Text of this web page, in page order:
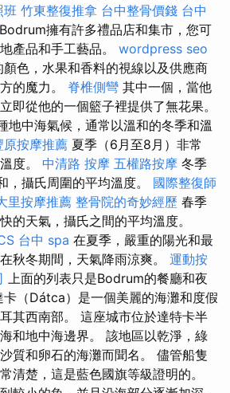
班 竹東整復推拿 台中整骨價錢 台中
Bodrum擁有許多禮品店和集市，您可
產品和手工藝品。 wordpress seo
顏色，水果和香料的視線以及供應商
的魔力。 脊椎側彎 其中一個，當他
即從他的一個籃子裡提供了無花果。
地中海氣候，通常以溫和的冬季和溫
原按摩推薦 夏季（6月至8月）非常
度。 中清路 按摩 五權路按摩 冬季
，攝氏周圍的平均溫度。 國際整復師
里按摩推薦 整骨院的奇妙經歷 春季
的天氣，攝氏之間的平均溫度。
台中 spa 在夏季，嚴重的陽光和最
秋冬期間，天氣降雨涼爽。 運動按
上面的列表只是Bodrum的餐廳和夜
（Dátca）是一個美麗的海灘和度假
其西南部。 這座城市位於達特卡半
和地中海邊界。 該地區以乾淨，綠
質和卵石的海灘而聞名。 儘管船隻
清楚，這是藍色國旗等級證明的。